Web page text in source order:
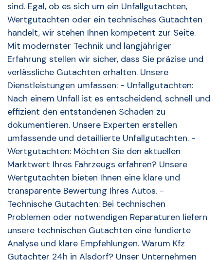
sind. Egal, ob es sich um ein Unfallgutachten,
Wertgutachten oder ein technisches Gutachten
handelt, wir stehen Ihnen kompetent zur Seite.
Mit modernster Technik und langjähriger
Erfahrung stellen wir sicher, dass Sie präzise und
verlässliche Gutachten erhalten. Unsere
Dienstleistungen umfassen: - Unfallgutachten:
Nach einem Unfall ist es entscheidend, schnell und
effizient den entstandenen Schaden zu
dokumentieren. Unsere Experten erstellen
umfassende und detaillierte Unfallgutachten. -
Wertgutachten: Möchten Sie den aktuellen
Marktwert Ihres Fahrzeugs erfahren? Unsere
Wertgutachten bieten Ihnen eine klare und
transparente Bewertung Ihres Autos. -
Technische Gutachten: Bei technischen
Problemen oder notwendigen Reparaturen liefern
unsere technischen Gutachten eine fundierte
Analyse und klare Empfehlungen. Warum Kfz
Gutachter 24h in Alsdorf? Unser Unternehmen